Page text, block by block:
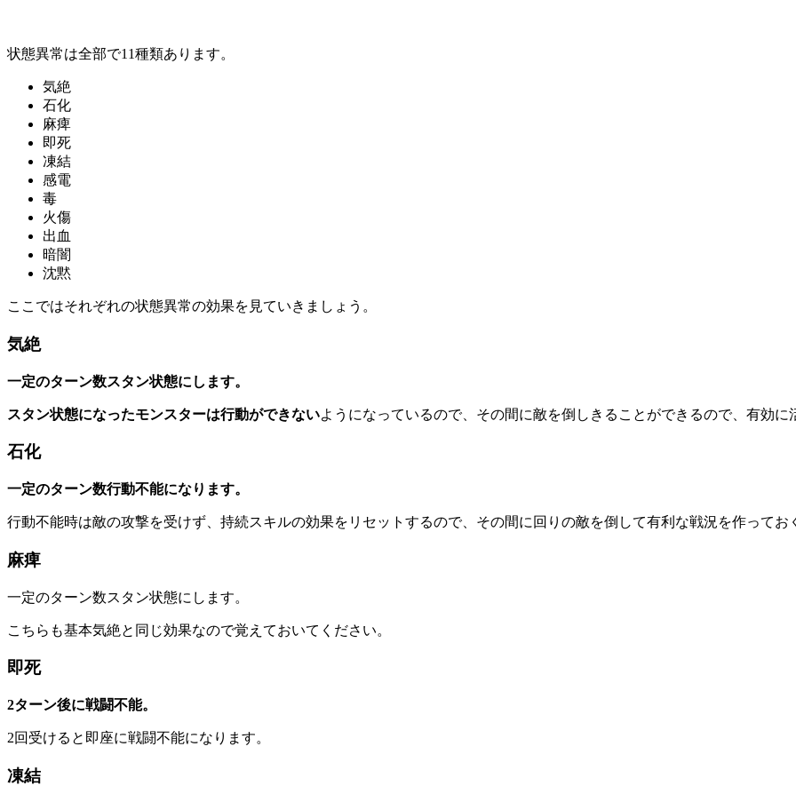
状態異常は全部で11種類あります。
気絶
石化
麻痺
即死
凍結
感電
毒
火傷
出血
暗闇
沈黙
ここではそれぞれの状態異常の効果を見ていきましょう。
気絶
一定のターン数スタン状態にします。
スタン状態になったモンスターは行動ができないようになっているので、その間に敵を倒しきることができるので、有効に
石化
一定のターン数行動不能になります。
行動不能時は敵の攻撃を受けず、持続スキルの効果をリセットするので、その間に回りの敵を倒して有利な戦況を作ってお
麻痺
一定のターン数スタン状態にします。
こちらも基本気絶と同じ効果なので覚えておいてください。
即死
2ターン後に戦闘不能。
2回受けると即座に戦闘不能になります。
凍結